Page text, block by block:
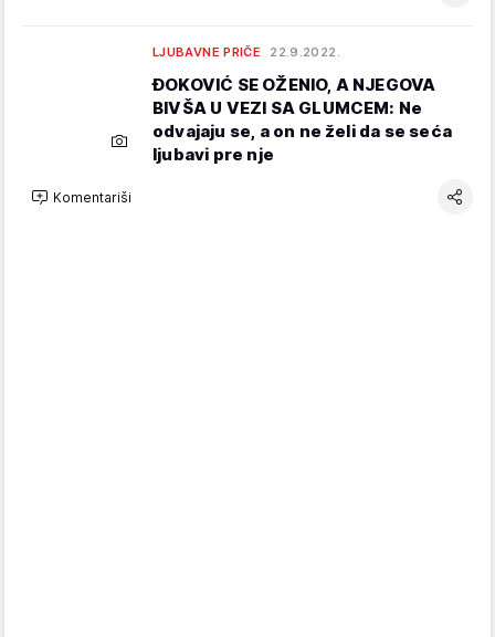
LJUBAVNE PRIČE 22.9.2022.
ĐOKOVIĆ SE OŽENIO, A NJEGOVA
BIVŠA U VEZI SA GLUMCEM: Ne
odvajaju se, a on ne želi da se seća
ljubavi pre nje
Komentariši